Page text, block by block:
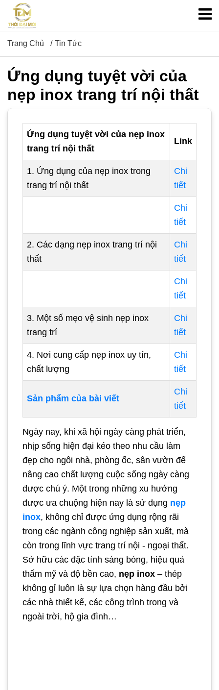
Trang Chủ Tin Tức
Ứng dụng tuyệt vời của
nẹp inox trang trí nội thất
Ứng dụng tuyệt vời của nẹp inox
trang trí nội thất
Link
1. Ứng dụng của nẹp inox trong
trang trí nội thất
Chi
tiết
Chi
tiết
2. Các dạng nẹp inox trang trí nội
thất
Chi
tiết
Chi
tiết
3. Một số mẹo vệ sinh nẹp inox
trang trí
Chi
tiết
4. Nơi cung cấp nẹp inox uy tín,
chất lượng
Chi
tiết
Sản phẩm của bài viết
Chi
tiết
Ngày nay, khi xã hội ngày càng phát triển,
nhịp sống hiện đại kéo theo nhu cầu làm
đẹp cho ngôi nhà, phòng ốc, sân vườn để
nâng cao chất lượng cuộc sống ngày càng
được chú ý. Một trong những xu hướng
được ưa chuộng hiện nay là sử dụng nẹp
inox, không chỉ được ứng dụng rộng rãi
trong các ngành công nghiệp sản xuất, mà
còn trong lĩnh vực trang trí nội - ngoại thất.
Sở hữu các đặc tính sáng bóng, hiệu quả
thẩm mỹ và độ bền cao, nẹp inox – thép
không gỉ luôn là sự lựa chọn hàng đầu bởi
các nhà thiết kế, các công trình trong và
ngoài trời, hộ gia đình…